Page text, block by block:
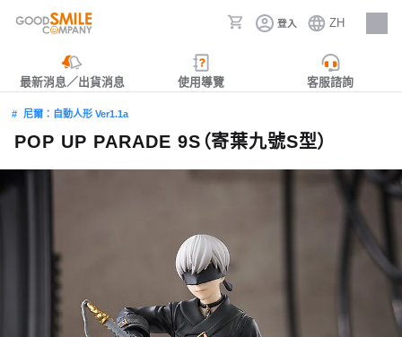
登入 ZH
人才招募
最新消息／出貨消息 使用導覽 客服諮詢
尼爾：自動人形 Ver1.1a
POP UP PARADE 9S（寄葉九號S型）